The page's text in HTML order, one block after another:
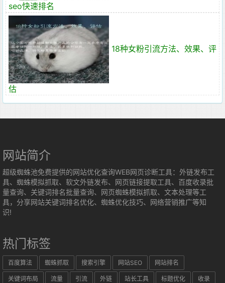
seo快速排名
18种女粉引流方法、效果、评
估
网站简介
超级蜘蛛池免费提供的网站优化查询WEB网页诊断工具：外链发布工
具、蜘蛛模拟抓取、软文外链发布、网页链接提取工具、百度收录批
量查询、关键词排名批量查询、网页蜘蛛模拟抓取、文本处理等工
具，分享网站关键词排名优化、蜘蛛优化技巧、网络营销推广等知
识!
热门标签
百度算法 蜘蛛抓取 搜索引擎 网站SEO 网站排名
关键词布局 流量 引流 外链 站长工具 标题优化 收录